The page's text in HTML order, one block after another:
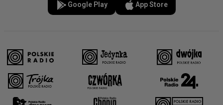
Google Play App Store